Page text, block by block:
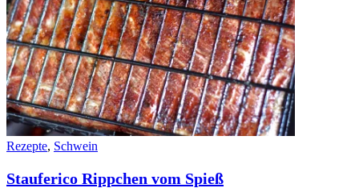
Rezepte, Schwein
Stauferico Rippchen vom Spieß